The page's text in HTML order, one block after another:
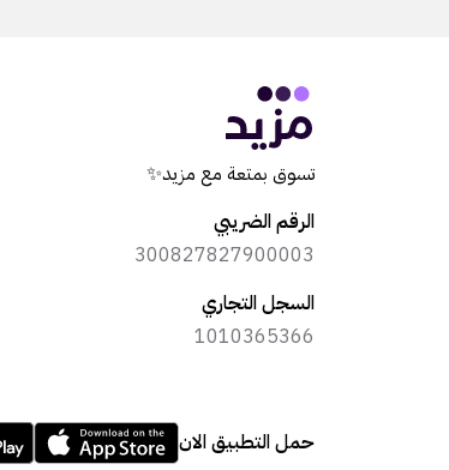
تسوق بمتعة مع مزيد✨
الرقم الضريبي
300827827900003
السجل التجاري
1010365366
حمل التطبيق الان